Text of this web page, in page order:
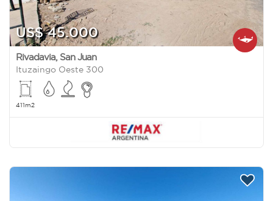
US$ 45.000
Rivadavia, San Juan
Ituzaingo Oeste 300
411m2